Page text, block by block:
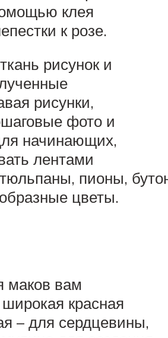
клея
к розе.
рисунок и
рисунки,
фото и
начинающих,
лентами
пионы,
цветы.
маков вам
красная
– для сердцевины,